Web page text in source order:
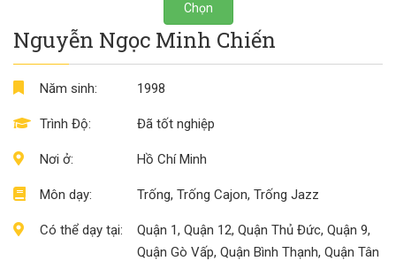
Chọn
Nguyễn Ngọc Minh Chiến
Năm sinh:
Trình Độ:
Nơi ở:
Môn dạy:
Có thể dạy tại:
1998
Đã tốt nghiệp
Hồ Chí Minh
Trống, Trống Cajon, Trống Jazz
Quận 1, Quận 12, Quận Thủ Đức, Quận 9,
Quận Gò Vấp, Quận Bình Thạnh, Quận Tân